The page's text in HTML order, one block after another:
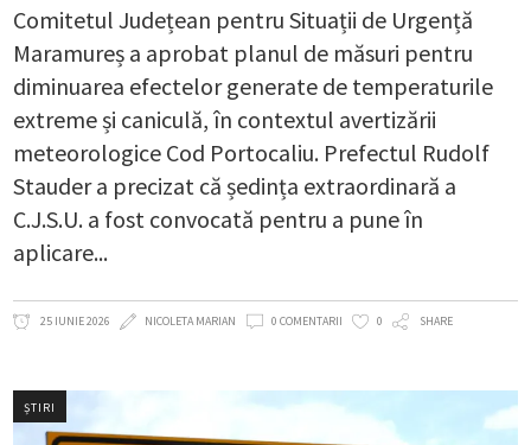
Comitetul Județean pentru Situații de Urgență
Maramureș a aprobat planul de măsuri pentru
diminuarea efectelor generate de temperaturile
extreme și caniculă, în contextul avertizării
meteorologice Cod Portocaliu. Prefectul Rudolf
Stauder a precizat că ședința extraordinară a
C.J.S.U. a fost convocată pentru a pune în
aplicare
25 IUNIE 2026 NICOLETA MARIAN 0 COMENTARII 0 SHARE
ȘTIRI